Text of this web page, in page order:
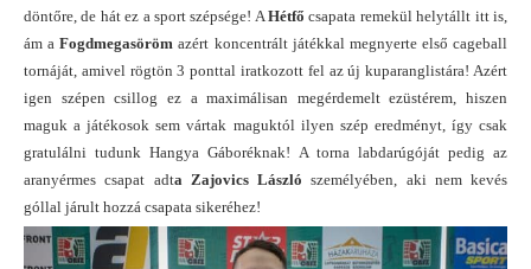
döntőre, de hát ez a sport szépsége! AHétfő csapata remekül helytállt itt is,
ám a Fogdmegasöröm azért koncentrált játékkal megnyerte első cageball
tornáját, amivel rögtön 3 ponttal iratkozott fel az új kuparanglistára! Azért
igen szépen csillog ez a maximálisan megérdemelt ezüstérem, hiszen
maguk a játékosok sem vártak maguktól ilyen szép eredményt, így csak
gratulálni tudunk Hangya Gáboréknak! A torna labdarúgóját pedig az
aranyérmes csapat adta Zajovics László személyében, aki nem kevés
góllal járult hozzá csapata sikeréhez!